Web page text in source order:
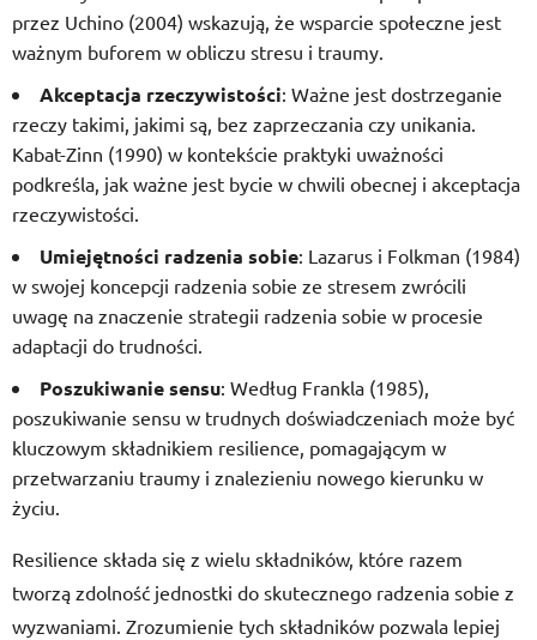
przez Uchino (2004) wskazują, że wsparcie społeczne jest
ważnym buforem w obliczu stresu i traumy.
Akceptacja rzeczywistości: Ważne jest dostrzeganie
rzeczy takimi, jakimi są, bez zaprzeczania czy unikania.
Kabat-Zinn (1990) w kontekście praktyki uważności
podkreśla, jak ważne jest bycie w chwili obecnej i akceptacja
rzeczywistości.
Umiejętności radzenia sobie: Lazarus i Folkman (1984)
w swojej koncepcji radzenia sobie ze stresem zwrócili
uwagę na znaczenie strategii radzenia sobie w procesie
adaptacji do trudności.
Poszukiwanie sensu: Według Frankla (1985),
poszukiwanie sensu w trudnych doświadczeniach może być
kluczowym składnikiem resilience, pomagającym w
przetwarzaniu traumy i znalezieniu nowego kierunku w
życiu.
Resilience składa się z wielu składników, które razem
tworzą zdolność jednostki do skutecznego radzenia sobie z
wyzwaniami. Zrozumienie tych składników pozwala lepiej